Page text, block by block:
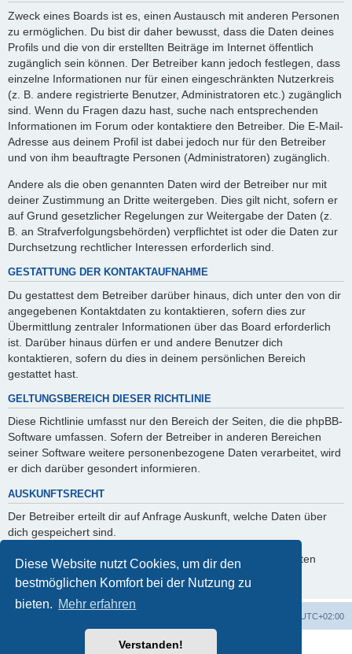
Diese Website nutzt Cookies, um dir den
bestmöglichen Komfort bei der Nutzung zu
bieten. Mehr erfahren
Verstanden!
Zweck eines Boards ist es, einen Austausch mit anderen Personen
zu ermöglichen. Du bist dir daher bewusst, dass die Daten deines
Profils und die von dir erstellten Beiträge im Internet öffentlich
zugänglich sein können. Der Betreiber kann jedoch festlegen, dass
einzelne Informationen nur für einen eingeschränkten Nutzerkreis
(z. B. andere registrierte Benutzer, Administratoren etc.) zugänglich
sind. Wenn du Fragen dazu hast, suche nach entsprechenden
Informationen im Forum oder kontaktiere den Betreiber. Die E-Mail-
Adresse aus deinem Profil ist dabei jedoch nur für den Betreiber
und von ihm beauftragte Personen (Administratoren) zugänglich.
Andere als die oben genannten Daten wird der Betreiber nur mit
deiner Zustimmung an Dritte weitergeben. Dies gilt nicht, sofern er
auf Grund gesetzlicher Regelungen zur Weitergabe der Daten (z.
B. an Strafverfolgungsbehörden) verpflichtet ist oder die Daten zur
Durchsetzung rechtlicher Interessen erforderlich sind.
GESTATTUNG DER KONTAKTAUFNAHME
Du gestattest dem Betreiber darüber hinaus, dich unter den von dir
angegebenen Kontaktdaten zu kontaktieren, sofern dies zur
Übermittlung zentraler Informationen über das Board erforderlich
ist. Darüber hinaus dürfen er und andere Benutzer dich
kontaktieren, sofern du dies in deinem persönlichen Bereich
gestattet hast.
GELTUNGSBEREICH DIESER RICHTLINIE
Diese Richtlinie umfasst nur den Bereich der Seiten, die die phpBB-
Software umfassen. Sofern der Betreiber in anderen Bereichen
seiner Software weitere personenbezogene Daten verarbeitet, wird
er dich darüber gesondert informieren.
AUSKUNFTSRECHT
Der Betreiber erteilt dir auf Anfrage Auskunft, welche Daten über
dich gespeichert sind.
Du kannst jederzeit die Löschung bzw. Sperrung deiner Daten
verlangen. Kontaktiere hierzu bitte den Betreiber.
UTC+02:00
Powered byphpBB® Forum Software © phpBB Limited